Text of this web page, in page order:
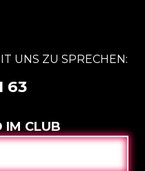
UNS ZU SPRECHEN:
63
IM CLUB